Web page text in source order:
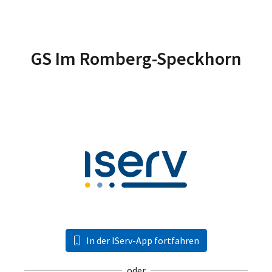
GS Im Romberg-Speckhorn
In der IServ-App fortfahren